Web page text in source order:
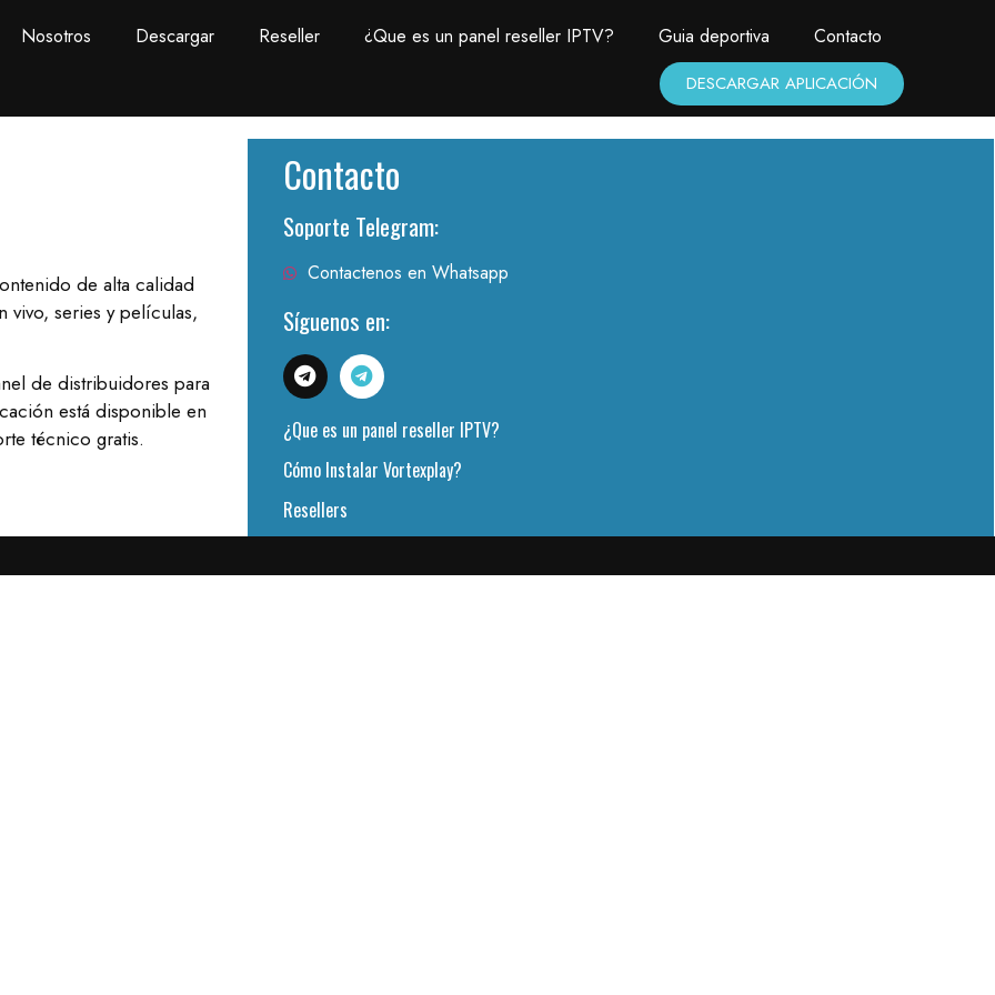
Nosotros Descargar Reseller ¿Que es un panel reseller IPTV? Guia deportiva Contacto
DESCARGAR APLICACIÓN
de alta calidad
vivo, series y películas,
de distribuidores para
está disponible en
técnico gratis.
Contacto
Soporte Telegram:
Contactenos en Whatsapp
Síguenos en:
¿Que es un panel reseller IPTV?
Cómo Instalar Vortexplay?
Resellers